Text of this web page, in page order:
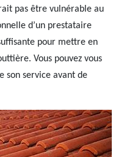
pas être vulnérable au
d’un prestataire
pour mettre en
Vous pouvez vous
son service avant de